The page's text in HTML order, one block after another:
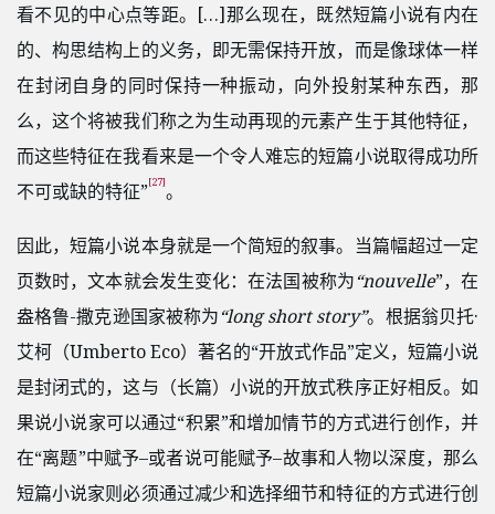
看不见的中心点等距。[…]那么现在，既然短篇小说有内在
的、构思结构上的义务，即无需保持开放，而是像球体一样
在封闭自身的同时保持一种振动，向外投射某种东西，那
么，这个将被我们称之为生动再现的元素产生于其他特征，
而这些特征在我看来是一个令人难忘的短篇小说取得成功所
不可或缺的特征”[27]。
因此，短篇小说本身就是一个简短的叙事。当篇幅超过一定
页数时，文本就会发生变化：在法国被称为“nouvelle”，在
盎格鲁-撒克逊国家被称为“long short story”。根据翁贝托·
艾柯（Umberto Eco）著名的“开放式作品”定义，短篇小说
是封闭式的，这与（长篇）小说的开放式秩序正好相反。如
果说小说家可以通过“积累”和增加情节的方式进行创作，并
在“离题”中赋予–或者说可能赋予–故事和人物以深度，那么
短篇小说家则必须通过减少和选择细节和特征的方式进行创